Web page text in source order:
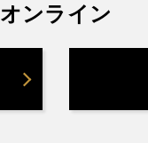
オンライン